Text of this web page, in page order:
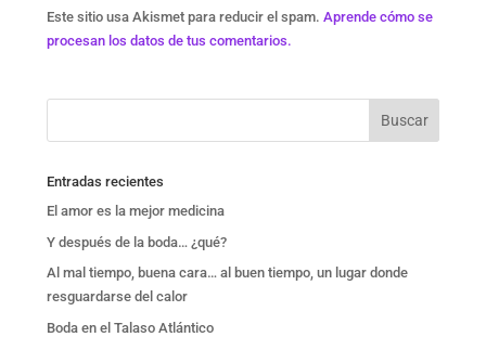
Este sitio usa Akismet para reducir el spam. Aprende cómo se
procesan los datos de tus comentarios.
Entradas recientes
El amor es la mejor medicina
Y después de la boda… ¿qué?
Al mal tiempo, buena cara… al buen tiempo, un lugar donde
resguardarse del calor
Boda en el Talaso Atlántico